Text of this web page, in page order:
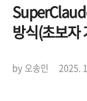
방식(초보자
by 오송인 2025.